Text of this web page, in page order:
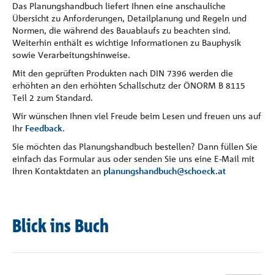
Das Planungshandbuch liefert Ihnen eine anschauliche
Übersicht zu Anforderungen, Detailplanung und Regeln und
Normen, die während des Bauablaufs zu beachten sind.
Weiterhin enthält es wichtige Informationen zu Bauphysik
sowie Verarbeitungshinweise.
Mit den geprüften Produkten nach DIN 7396 werden die
erhöhten an den erhöhten Schallschutz der ÖNORM B 8115
Teil 2 zum Standard.
Wir wünschen Ihnen viel Freude beim Lesen und freuen uns auf
Ihr Feedback.
Sie möchten das Planungshandbuch bestellen? Dann füllen Sie
einfach das Formular aus oder senden Sie uns eine E-Mail mit
Ihren Kontaktdaten an planungshandbuch@schoeck.at
Blick ins Buch